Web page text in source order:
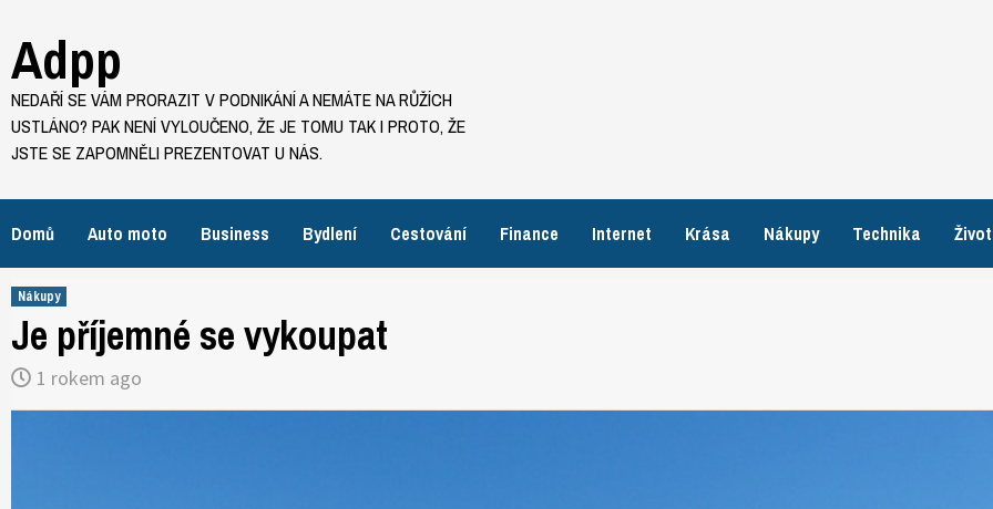
content
Adpp
NEDAŘÍ SE VÁM PRORAZIT V PODNIKÁNÍ A NEMÁTE NA RŮŽÍCH
USTLÁNO? PAK NENÍ VYLOUČENO, ŽE JE TOMU TAK I PROTO, ŽE
JSTE SE ZAPOMNĚLI PREZENTOVAT U NÁS.
Domů Auto moto Business Bydlení Cestování Finance Internet Krása Nákupy Technika
Nákupy
Je příjemné se vykoupat
1 rokem ago